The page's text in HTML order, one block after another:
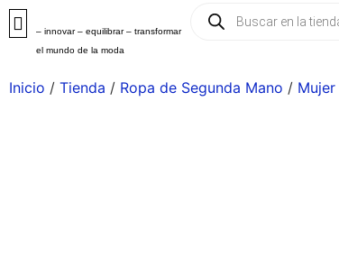
– innovar – equilibrar – transformar
el mundo de la moda
Inicio / Tienda / Ropa de Segunda Mano / Mujer